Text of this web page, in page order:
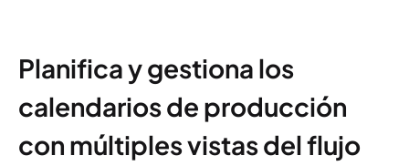
Planifica y gestiona los
calendarios de producción
con múltiples vistas del flujo